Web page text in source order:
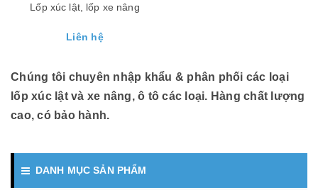
Lốp xúc lật, lốp xe nâng
Liên hệ
Chúng tôi chuyên nhập khẩu & phân phối các loại
lốp xúc lật và xe nâng, ô tô các loại. Hàng chất lượng
cao, có bảo hành.
DANH MỤC SẢN PHẨM